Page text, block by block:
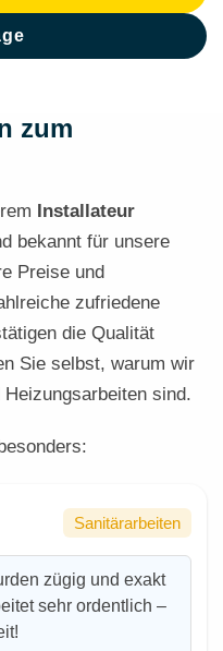
zum
Installateur
bekannt für unsere
Preise und
zufriedene
die Qualität
Sie selbst, warum wir
sind.
Sanitärarbeiten
zügig und exakt
sehr ordentlich –